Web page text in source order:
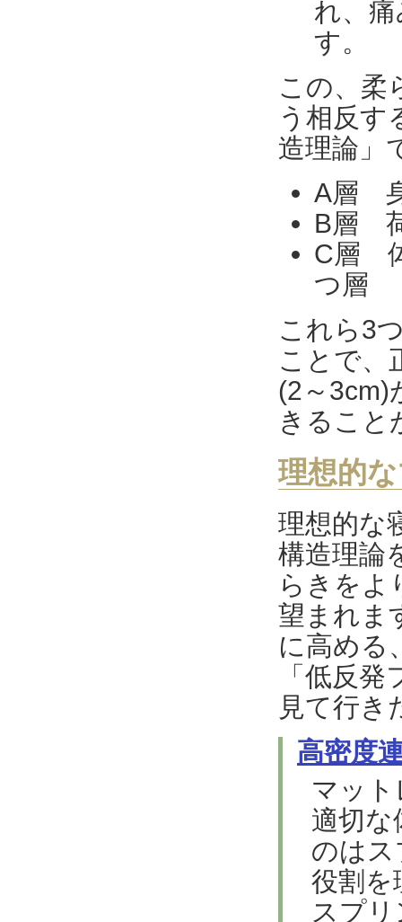
れ、
す。
この、柔
う相反す
造理論」
A層
B層
C層
つ層
これら3
ことで、
(2～3cm)
きること
理想的
理想的な
構造理論
らきをよ
望まれま
に高める
「低反
見て行き
高密度
マッ
適切な
のは
役割を
スプ